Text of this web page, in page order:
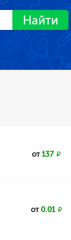
Найти
от137
от 0.01